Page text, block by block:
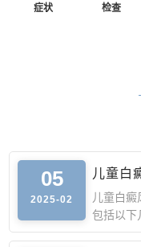
症状 检查
05
2025-02
儿童白
儿童白
包括以下
天为孩子